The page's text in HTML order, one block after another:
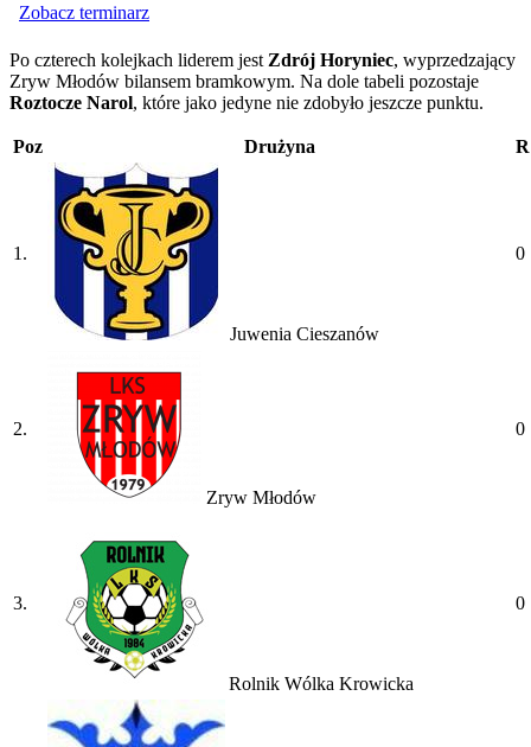
Zobacz terminarz
Po czterech kolejkach liderem jest Zdrój Horyniec, wyprzedzający
Zryw Młodów bilansem bramkowym. Na dole tabeli pozostaje
Roztocze Narol, które jako jedyne nie zdobyło jeszcze punktu.
Poz Drużyna R
1.
Juwenia Cieszanów
0
2.
Zryw Młodów
0
3.
Rolnik Wólka Krowicka
0